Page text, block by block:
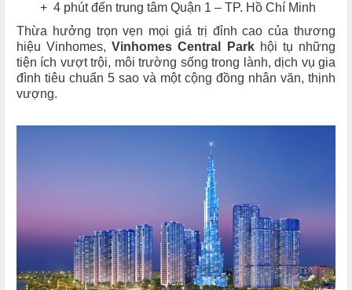
+ 4 phút đến trung tâm Quận 1 – TP. Hồ Chí Minh
Thừa hưởng trọn vẹn mọi giá trị đỉnh cao của thương
hiệu Vinhomes,Vinhomes Central Parkhội tụ những
tiện ích vượt trội, môi trường sống trong lành, dịch vụ gia
đình tiêu chuẩn 5 sao và một cộng đồng nhân văn, thịnh
vượng.